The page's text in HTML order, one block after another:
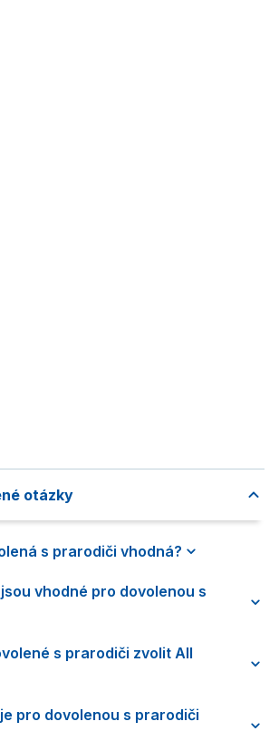
otázky
s prarodiči vhodná?
vhodné pro dovolenou s
s prarodiči zvolit All
pro dovolenou s prarodiči